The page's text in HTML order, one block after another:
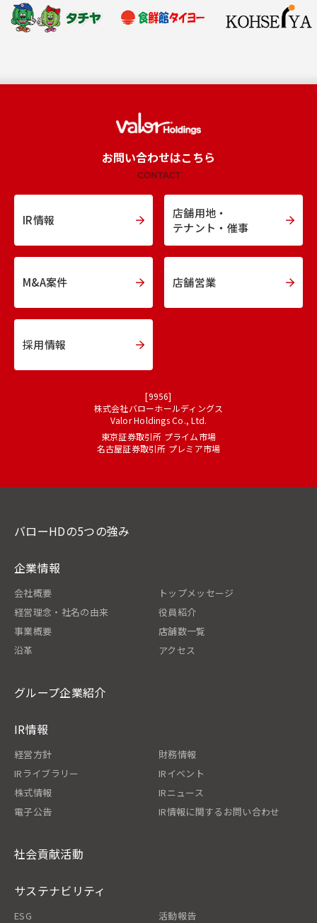
お問い合わせはこちら
CONTACT
IR情報
店舗用地・
テナント・催事
M&A案件 店舗営業
採用情報
[9956]
株式会社バローホールディングス
Valor Holdings Co., Ltd.
東京証券取引所 プライム市場
名古屋証券取引所 プレミア市場
バローHDの5つの強み
企業情報
会社概要
トップメッセージ
経営理念・社名の由来
役員紹介
事業概要
店舗数一覧
沿革
アクセス
グループ企業紹介
IR情報
経営方針
財務情報
IRライブラリー
IRイベント
株式情報
IRニュース
電子公告
IR情報に関するお問い合わせ
社会貢献活動
サステナビリティ
ESG 活動報告